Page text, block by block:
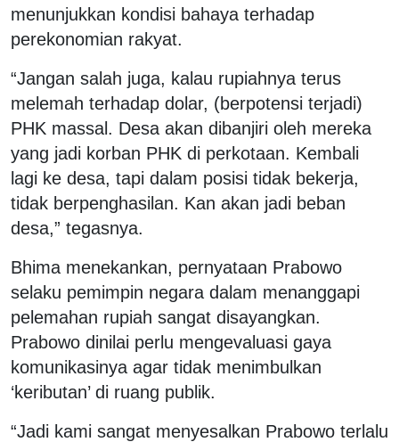
menunjukkan kondisi bahaya terhadap
perekonomian rakyat.
“Jangan salah juga, kalau rupiahnya terus
melemah terhadap dolar, (berpotensi terjadi)
PHK massal. Desa akan dibanjiri oleh mereka
yang jadi korban PHK di perkotaan. Kembali
lagi ke desa, tapi dalam posisi tidak bekerja,
tidak berpenghasilan. Kan akan jadi beban
desa,” tegasnya.
Bhima menekankan, pernyataan Prabowo
selaku pemimpin negara dalam menanggapi
pelemahan rupiah sangat disayangkan.
Prabowo dinilai perlu mengevaluasi gaya
komunikasinya agar tidak menimbulkan
‘keributan’ di ruang publik.
“Jadi kami sangat menyesalkan Prabowo terlalu